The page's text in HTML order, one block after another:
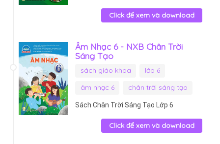
Click để xem và download
Âm Nhạc 6 - NXB Chân Trời
Sáng Tạo
sách giáo khoa
lớp 6
âm nhạc 6
chân trời sáng tạo
Sách Chân Trời Sáng Tạo Lớp 6
Click để xem và download